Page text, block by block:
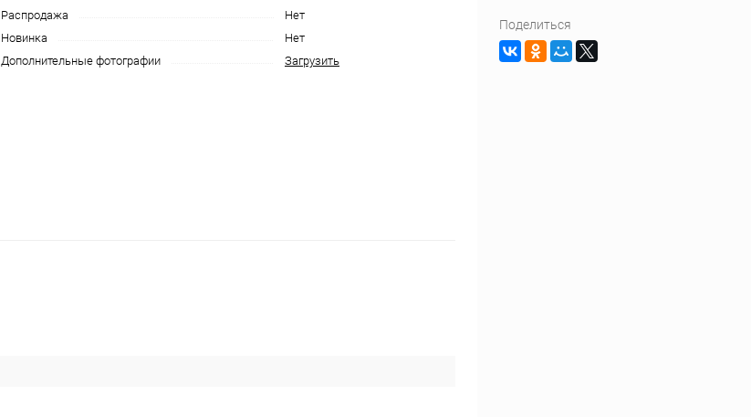
Распродажа
Нет
Новинка
Нет
Дополнительные фотографии
Загрузить
Поделиться